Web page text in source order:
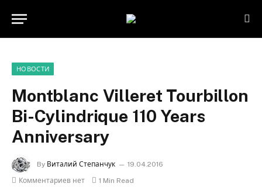
НОВОСТИ
Montblanc Villeret Tourbillon
Bi-Cylindrique 110 Years
Anniversary
By Виталий Степанчук
19.04.2016
Комментариев нет
1 Min Read